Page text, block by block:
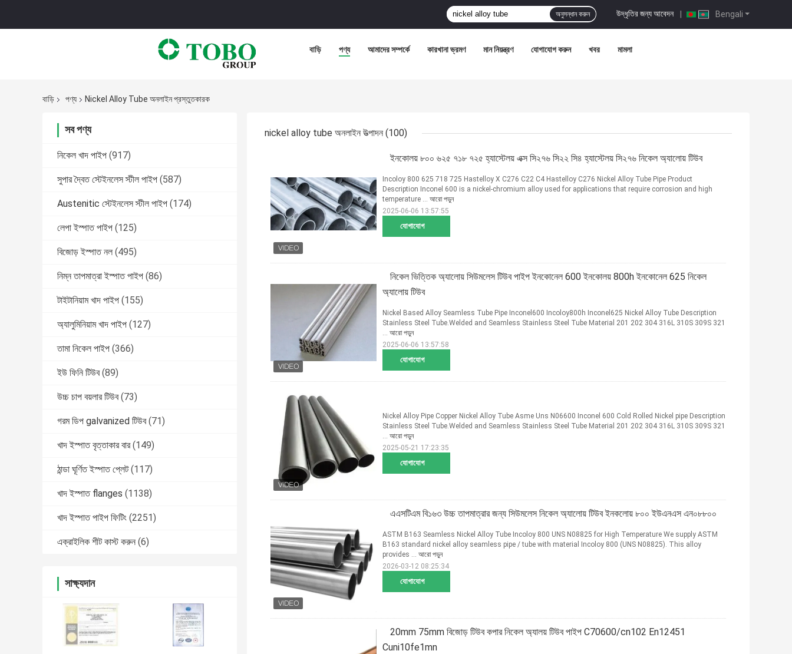
Bengali
উদ্ধৃতির জন্য আবেদন |
অনুসন্ধান করুন
বাড়ি পণ্য আমাদের সম্পর্কে কারখানা ভ্রমণ মান নিয়ন্ত্রণ যোগাযোগ করুন খবর মামলা
বাড়ি পণ্য Nickel Alloy Tube অনলাইন প্রস্তুতকারক
সব পণ্য
নিকেল খাদ পাইপ (917)
সুপার দ্বৈত স্টেইনলেস স্টীল পাইপ (587)
Austenitic স্টেইনলেস স্টীল পাইপ (174)
লেপা ইস্পাত পাইপ (125)
বিজোড় ইস্পাত নল (495)
নিম্ন তাপমাত্রা ইস্পাত পাইপ (86)
টাইটানিয়াম খাদ পাইপ (155)
অ্যালুমিনিয়াম খাদ পাইপ (127)
তামা নিকেল পাইপ (366)
ইউ ফিনি টিউব (89)
উচ্চ চাপ বয়লার টিউব (73)
গরম ডিপ galvanized টিউব (71)
খাদ ইস্পাত বৃত্তাকার বার (149)
ঠান্ডা ঘূর্ণিত ইস্পাত প্লেট (117)
খাদ ইস্পাত flanges (1138)
খাদ ইস্পাত পাইপ ফিটিং (2251)
এক্রাইলিক শীট কাস্ট করুন (6)
সাক্ষ্যদান
nickel alloy tube অনলাইন উত্পাদন (100)
ইনকোলয় ৮০০ ৬২৫ ৭১৮ ৭২৫ হ্যাস্টেলয় এক্স সি২৭৬ সি২২ সি৪ হ্যাস্টেলয় সি২৭৬ নিকেল অ্যালোয় টিউব
যোগাযোগ
Incoloy 800 625 718 725 Hastelloy X C276 C22 C4 Hastelloy C276 Nickel Alloy Tube Pipe Product
Description Inconel 600 is a nickel-chromium alloy used for applications that require corrosion and high
temperature ... আরো পড়ুন
2025-06-06 13:57:55
নিকেল ভিত্তিক অ্যালোয় সিউমলেস টিউব পাইপ ইনকোনেল 600 ইনকোলয় 800h ইনকোনেল 625 নিকেল
অ্যালোয় টিউব
যোগাযোগ
Nickel Based Alloy Seamless Tube Pipe Inconel600 Incoloy800h Inconel625 Nickel Alloy Tube Description
Stainless Steel Tube.Welded and Seamless Stainless Steel Tube Material 201 202 304 316L 310S 309S 321
... আরো পড়ুন
2025-06-06 13:57:58
যোগাযোগ
Nickel Alloy Pipe Copper Nickel Alloy Tube Asme Uns N06600 Inconel 600 Cold Rolled Nickel pipe Description
Stainless Steel Tube.Welded and Seamless Stainless Steel Tube Material 201 202 304 316L 310S 309S 321
... আরো পড়ুন
2025-05-21 17:23:35
এএসটিএম বি১৬৩ উচ্চ তাপমাত্রার জন্য সিউমলেস নিকেল অ্যালোয় টিউব ইনকলোয় ৮০০ ইউএনএস এন০৮৮০০
যোগাযোগ
ASTM B163 Seamless Nickel Alloy Tube Incoloy 800 UNS N08825 for High Temperature We supply ASTM
B163 standard nickel alloy seamless pipe / tube with material Incoloy 800 (UNS N08825). This alloy
provides ... আরো পড়ুন
2026-03-12 08:25:34
20mm 75mm বিজোড় টিউব কপার নিকেল অ্যালয় টিউব পাইপ C70600/cn102 En12451
Cuni10fe1mn